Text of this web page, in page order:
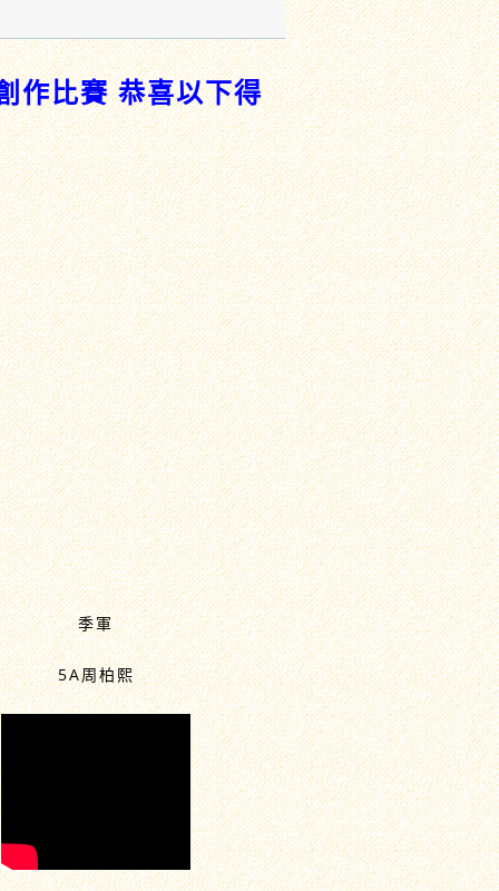
作比賽 恭喜以下得
季軍
5A周柏熙